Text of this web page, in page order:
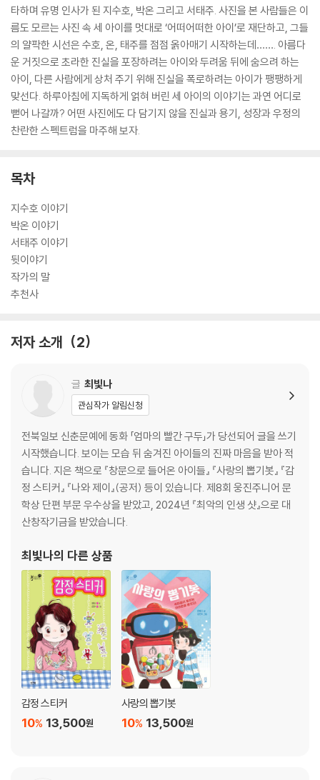
타하며 유명 인사가 된 지수호, 박온 그리고 서태주. 사진을 본 사람들은 이
름도 모르는 사진 속 세 아이를 멋대로 ‘어떠어떠한 아이’로 재단하고, 그들
의 얄팍한 시선은 수호, 온, 태주를 점점 옭아매기 시작하는데……. 아름다
운 거짓으로 초라한 진실을 포장하려는 아이와 두려움 뒤에 숨으려 하는
아이, 다른 사람에게 상처 주기 위해 진실을 폭로하려는 아이가 팽팽하게
맞선다. 하루아침에 지독하게 얽혀 버린 세 아이의 이야기는 과연 어디로
뻗어 나갈까? 어떤 사진에도 다 담기지 않을 진실과 용기, 성장과 우정의
찬란한 스펙트럼을 마주해 보자.
목차
지수호 이야기
박온 이야기
서태주 이야기
뒷이야기
작가의 말
추천사
저자 소개 2
글 최빛나
관심작가 알림신청
전북일보 신춘문예에 동화 「엄마의 빨간 구두」가 당선되어 글을 쓰기
시작했습니다. 보이는 모습 뒤 숨겨진 아이들의 진짜 마음을 받아 적
습니다. 지은 책으로 『창문으로 들어온 아이들』 『사랑의 뽑기봇』 『감
정 스티커』 『나와 제이』(공저) 등이 있습니다. 제8회 웅진주니어 문
학상 단편 부문 우수상을 받았고, 2024년 『최악의 인생 샷』으로 대
산창작기금을 받았습니다.
최빛나의 다른 상품
감정 스티커
13,500원
10%
사랑의 뽑기봇
13,500원
10%